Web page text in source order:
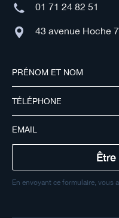
01 71 24 82 51
43 avenue Hoche
En envoyant ce formulaire, vous